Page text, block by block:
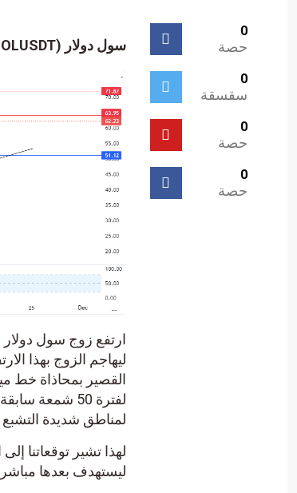
0
حصة
0
سقسقة
0
حصة
0
حصة
سول دولار (SOLUSDT) يستعد لمهاجمة مقاومة مهمة – تحليل – 15-11-2023.
القصير بمحاذاة خط
لفترة 50
لمناطق شديدة التشبع
ليستهدف بعدها مباشرة